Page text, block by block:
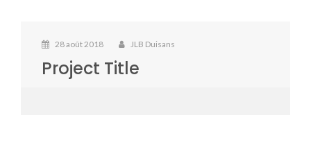
28 août 2018 JLB Duisans
Project Title